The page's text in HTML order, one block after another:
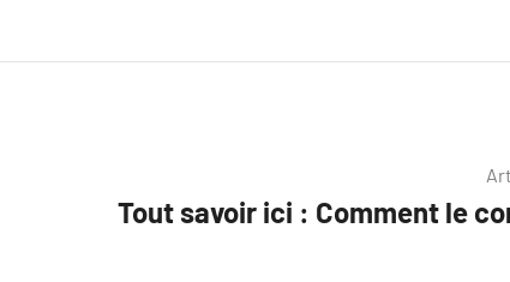
Tout savoir ici : Comment le